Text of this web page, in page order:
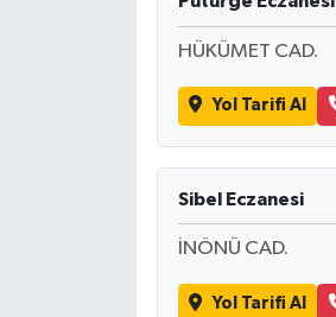
HÜKÜMET CAD.
Yol Tarifi Al
Sibel Eczanesi
İNÖNÜ CAD.
Yol Tarifi Al